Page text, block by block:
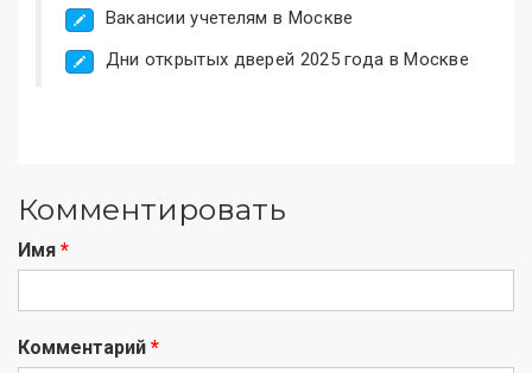
Вакансии учетелям в Москве
Дни открытых дверей 2025 года в Москве
Комментировать
Имя *
Комментарий *